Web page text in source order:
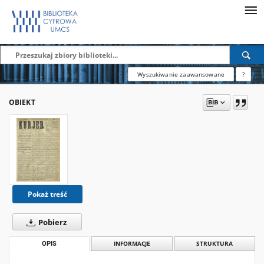
Wyszukiwanie zaawansowane ?
OBIEKT
Pokaż treść
Pobierz
OPIS INFORMACJE STRUKTURA